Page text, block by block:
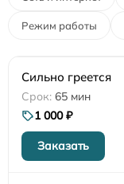
Режим работы
Сильно греется
65 мин
1 000 ₽
Заказать